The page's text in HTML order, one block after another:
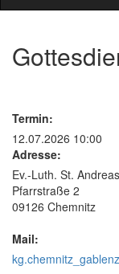
Termin:
12.07.2026 10:00
Adresse:
Ev.-Luth. St.
Pfarrstraße 2
09126 Chemnitz
Mail: